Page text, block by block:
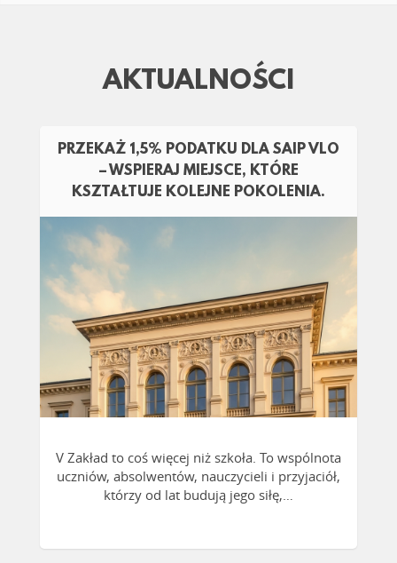
AKTUALNOŚCI
PRZEKAŻ 1,5% PODATKU DLA SAIP VLO
– WSPIERAJ MIEJSCE, KTÓRE
KSZTAŁTUJE KOLEJNE POKOLENIA.
CZYTAJ WIĘCEJ
V Zakład to coś więcej niż szkoła. To wspólnota
uczniów, absolwentów, nauczycieli i przyjaciół,
którzy od lat budują jego siłę,…